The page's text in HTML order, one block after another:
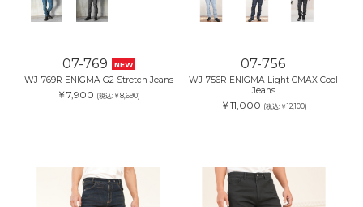
07-769 NEW
WJ-769R ENIGMA G2 Stretch Jeans
￥7,900 (税込:￥8,690)
07-756
WJ-756R ENIGMA Light CMAX Cool
Jeans
￥11,000 (税込:￥12,100)